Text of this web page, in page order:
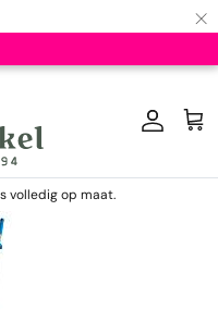
×
Account
volledig op maat.